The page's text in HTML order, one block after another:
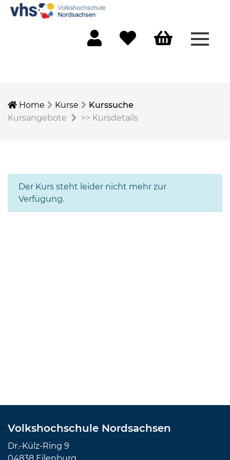
Home Kurse
Kurssuche
Kursangebote
>> Kursdetails
Der Kurs steht leider nicht mehr zur
Verfügung.
Volkshochschule Nordsachsen
Dr.-Külz-Ring 9